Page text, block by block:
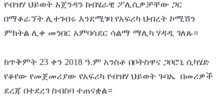
የብዝሃ ህይወት አጀንዳን ከብሄራዊ ፖሊሲዎቻቸው ጋር
በማቆራኘት ሊተገብሩ እንደሚገባ የአፍሪካ ህብረት ኮሚሽን
ምክትል ሊቀ መንበር አምባሳደር ሳልማ ማሊካ ሃዳዲ ገለጹ።
ከጥቅምት 23 ቀን 2018 ዓ.ም አንስቶ በቦትስዋና ጋቦሮኒ ሲካሄድ
የቆየው የመጀመሪያው የአፍሪካ የብዝሃ ህይወት ጉባኤ  በመሪዎች
ደረጃ በተደረገ ስብስባ ተጠናቋል።